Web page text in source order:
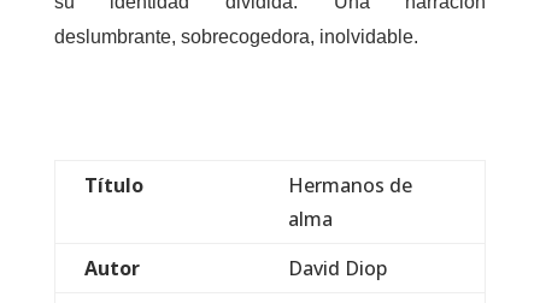
deslumbrante, sobrecogedora, inolvidable.
Título
Hermanos de
alma
Autor
David Diop